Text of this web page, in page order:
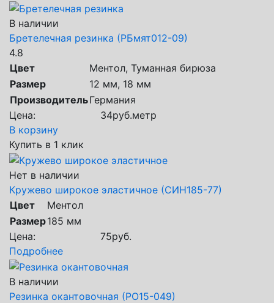
В наличии
Бретелечная резинка (РБмят012-09)
4.8
Цвет
Ментол, Туманная бирюза
Размер
12 мм, 18 мм
ПроизводительГермания
Цена:
34руб.метр
В корзину
Купить в 1 клик
Нет в наличии
Кружево широкое эластичное (СИН185-77)
Цвет
Ментол
Размер185 мм
Цена:
75руб.
Подробнее
В наличии
Резинка окантовочная (РО15-049)